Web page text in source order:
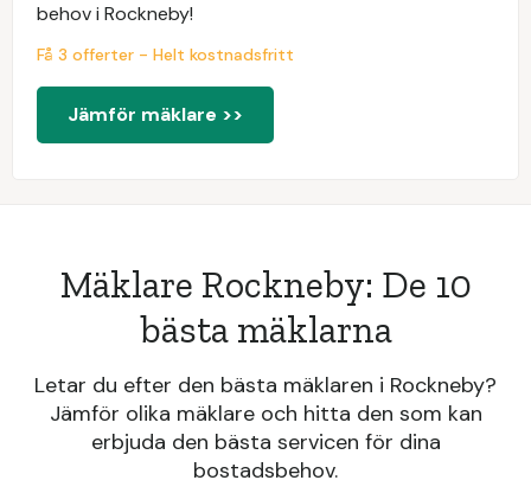
behov i Rockneby!
Få 3 offerter - Helt kostnadsfritt
Jämför mäklare >>
Mäklare Rockneby: De 10
bästa mäklarna
Letar du efter den bästa mäklaren i Rockneby?
Jämför olika mäklare och hitta den som kan
erbjuda den bästa servicen för dina
bostadsbehov.